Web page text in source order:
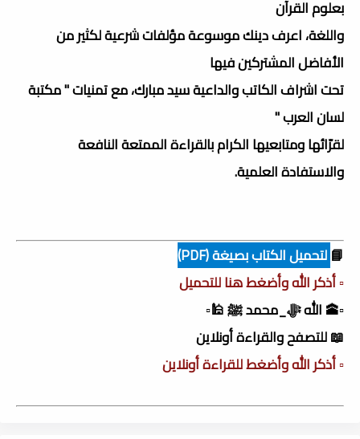
بعلوم القرآن
واللغة، اعرف دينك موسوعة مؤلفات شرعية لكثير من
الأفاضل المشتركين فيها
تحت اشراف الكاتب والداعية سيد مبارك، مع تمنيات " مكتبة
لسان العرب "
لقرّائها ومتابعيها الكرام بالقراءة الممتعة النافعة
والاستفادة العلمية.
📘لتحميل الكتاب بصيغة (PDF)
▫️ أذكر الله وأضغط هنا للتحميل
▫️🕋 الله ﷻ_محمد ﷺ 🕌▫️
📖 للتصفح والقراءة أونلاين
▫️ أذكر الله وأضغط للقراءة أونلاين